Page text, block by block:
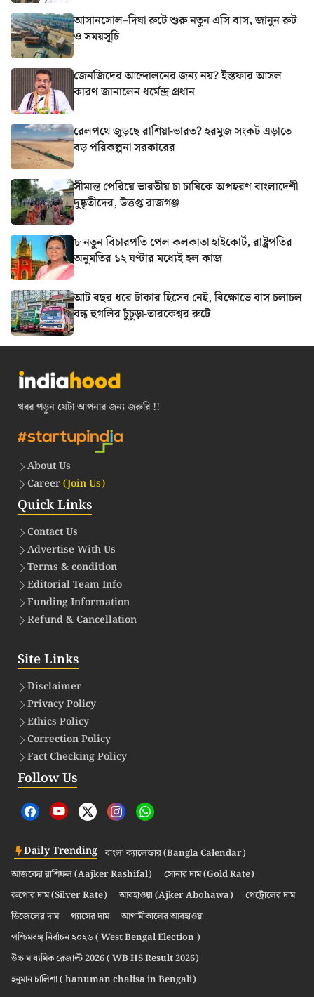
আসানসোল–দিঘা রুটে শুরু নতুন এসি বাস, জানুন রুট
ও সময়সূচি
জেনজিদের আন্দোলনের জন্য নয়? ইস্তফার আসল
কারণ জানালেন ধর্মেন্দ্র প্রধান
রেলপথে জুড়ছে রাশিয়া-ভারত? হরমুজ সংকট এড়াতে
বড় পরিকল্পনা সরকারের
সীমান্ত পেরিয়ে ভারতীয় চা চাষিকে অপহরণ বাংলাদেশী
দুষ্কৃতীদের, উত্তপ্ত রাজগঞ্জ
৮ নতুন বিচারপতি পেল কলকাতা হাইকোর্ট, রাষ্ট্রপতির
অনুমতির ১২ ঘণ্টার মধ্যেই হল কাজ
আট বছর ধরে টাকার হিসেব নেই, বিক্ষোভে বাস চলাচল
বন্ধ হুগলির চুঁচুড়া-তারকেশ্বর রুটে
খবর পড়ুন যেটা আপনার জন্য জরুরি !!
About Us
Career(Join Us)
Quick Links
Contact Us
Advertise With Us
Terms & condition
Editorial Team Info
Funding Information
Refund & Cancellation
Site Links
Disclaimer
Privacy Policy
Ethics Policy
Correction Policy
Fact Checking Policy
Follow Us
Daily Trending বাংলা ক্যালেন্ডার (Bangla Calendar)
আজকের রাশিফল (Aajker Rashifal)
সোনার দাম (Gold Rate)
রুপোর দাম (Silver Rate)
আবহাওয়া (Ajker Abohawa)
পেট্রোলের দাম
ডিজেলের দাম
গ্যাসের দাম
আগামীকালের আবহাওয়া
পশ্চিমবঙ্গ নির্বাচন ২০২৬ ( West Bengal Election )
উচ্চ মাধ্যমিক রেজাল্ট 2026 ( WB HS Result 2026)
হনুমান চালিশা ( hanuman chalisa in Bengali)